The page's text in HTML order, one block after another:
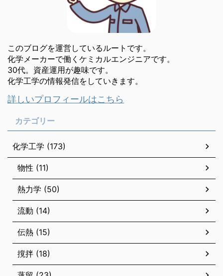
このブログを運営しているルートです。
化学メーカーで働くケミカルエンジニアです。
30代。資産運用が趣味です。
化学工学の情報発信をしていきます。
詳しいプロフィールはこちら
カテゴリー
化学工学 (173)
物性 (11)
熱力学 (50)
流動 (14)
伝熱 (15)
撹拌 (18)